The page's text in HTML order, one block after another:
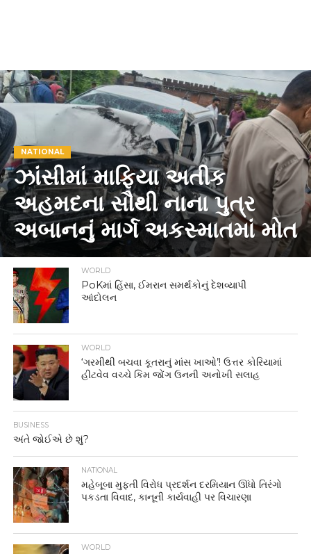
NATIONAL
ઝાંસીમાં માફિયા અતીક
અહમદના સૌથી નાના પુત્ર
અબાનનું માર્ગ અકસ્માતમાં મોત
WORLD
PoKમાં હિંસા, ઈમરાન સમર્થકોનું દેશવ્યાપી
આંદોલન
WORLD
‘ગરમીથી બચવા કૂતરાનું માંસ ખાઓ’! ઉત્તર કોરિયામાં
હીટવેવ વચ્ચે કિમ જોંગ ઉનની અનોખી સલાહ
BUSINESS
અંતે જોઈએ છે શું?
NATIONAL
મહેબૂબા મુફ્તી વિરોધ પ્રદર્શન દરમિયાન ઊંધો તિરંગો
પકડતા વિવાદ, કાનૂની કાર્યવાહી પર વિચારણા
WORLD